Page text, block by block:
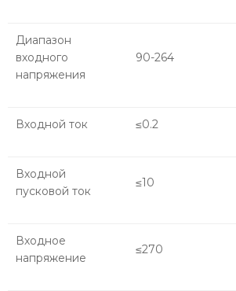
Диапазон
входного
напряжения
90-264
Входной ток ≤0.2
Входной
пусковой ток
≤10
Входное
напряжение
≤270